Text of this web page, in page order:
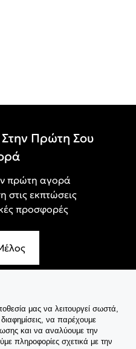
Πρώτη Σου
πρώτη αγορά
στις εκπτώσεις
προσφορές
μας να λειτουργεί σωστά,
να παρέχουμε
και να αναλύουμε την
πληροφορίες σχετικά με την